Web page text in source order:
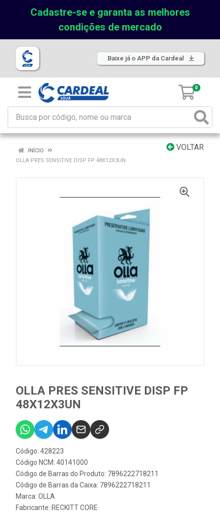
Cadastre-se e garanta as melhores
condições de mercado
Baixe já o APP da Cardeal
0
VOLTAR
INÍCIO
OLLA PRES SENSITIVE DISP FP 48X12X3UN
OLLA PRES SENSITIVE DISP FP
48X12X3UN
Código: 428223
Código NCM: 40141000
Código de Barras do Produto: 7896222718211
Código de Barras da Caixa: 7896222718211
Marca: OLLA
Fabricante: RECKITT CORE